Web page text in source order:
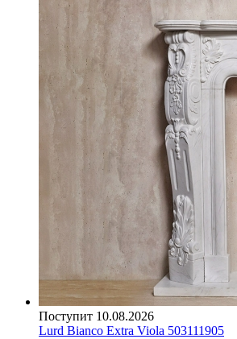
Поступит 10.08.2026
Lurd Bianco Extra Viola 503111905